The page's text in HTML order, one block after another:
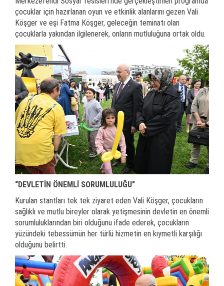
çocuklar için hazırlanan oyun ve etkinlik alanlarını gezen Vali
Köşger ve eşi Fatma Köşger, geleceğin teminatı olan
çocuklarla yakından ilgilenerek, onların mutluluğuna ortak oldu.
“DEVLETİN ÖNEMLİ SORUMLULUĞU”
Kurulan stantları tek tek ziyaret eden Vali Köşger, çocukların
sağlıklı ve mutlu bireyler olarak yetişmesinin devletin en önemli
sorumluluklarından biri olduğunu ifade ederek, çocukların
yüzündeki tebessümün her türlü hizmetin en kıymetli karşılığı
olduğunu belirtti.